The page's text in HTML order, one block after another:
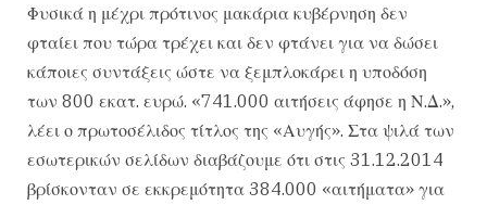
Φυσικά η μέχρι πρότινος μακάρια κυβέρνηση δεν
φταίει που τώρα τρέχει και δεν φτάνει για να δώσει
κάποιες συντάξεις ώστε να ξεμπλοκάρει η υποδόση
των 800 εκατ. ευρώ. «741.000 αιτήσεις άφησε η Ν.Δ.»,
λέει ο πρωτοσέλιδος τίτλος της «Αυγής». Στα ψιλά των
εσωτερικών σελίδων διαβάζουμε ότι στις 31.12.2014
βρίσκονταν σε εκκρεμότητα 384.000 «αιτήματα» για